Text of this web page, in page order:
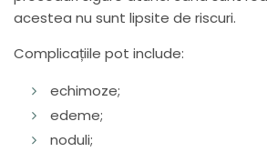
acestea nu sunt lipsite de riscuri.
Complicațiile pot include:
echimoze;
edeme;
noduli;